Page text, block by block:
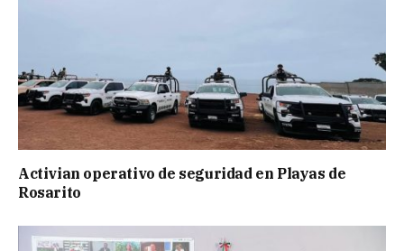
Activian operativo de seguridad en Playas de
Rosarito